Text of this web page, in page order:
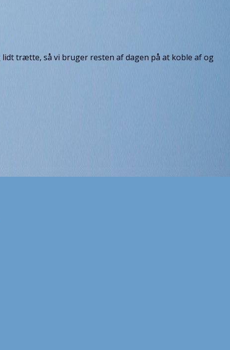
lidt trætte, så vi bruger resten af dagen på at koble af og